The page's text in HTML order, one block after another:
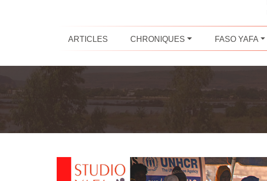
ARTICLES CHRONIQUES FASO YAFA